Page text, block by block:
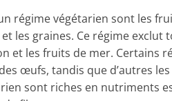
régime végétarien sont les
les graines. Ce régime
et les fruits de mer. Certains
œufs, tandis que d’autres
sont riches en nutriments